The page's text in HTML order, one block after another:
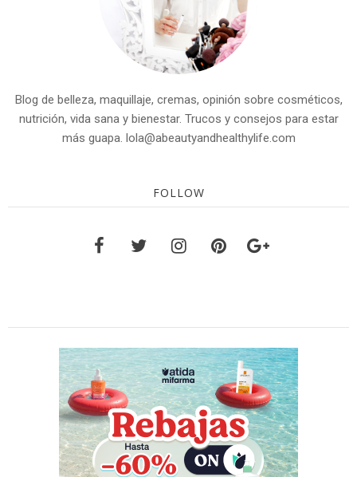
Blog de belleza, maquillaje, cremas, opinión sobre cosméticos,
nutrición, vida sana y bienestar. Trucos y consejos para estar
más guapa. lola@abeautyandhealthylife.com
FOLLOW